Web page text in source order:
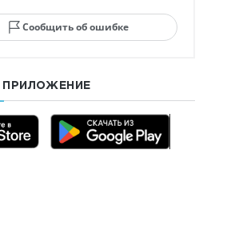
Сообщить об ошибке
ПРИЛОЖЕНИЕ